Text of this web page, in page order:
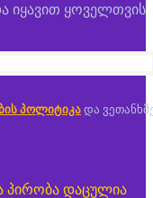
იყავით ყოველთვის
პოლიტიკა და
პირობა დაცულია